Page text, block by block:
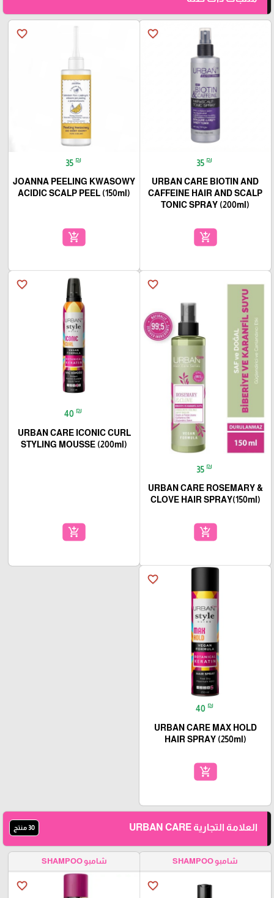
favorite_border
35 ₪
URBAN CARE BIOTIN AND
CAFFEINE HAIR AND SCALP
TONIC SPRAY (200ml)
add_shopping_cart
favorite_border
35 ₪
JOANNA PEELING KWASOWY
ACIDIC SCALP PEEL (150ml)
add_shopping_cart
favorite_border
35 ₪
URBAN CARE ROSEMARY &
CLOVE HAIR SPRAY(150ml)
add_shopping_cart
favorite_border
40 ₪
URBAN CARE ICONIC CURL
STYLING MOUSSE (200ml)
add_shopping_cart
favorite_border
40 ₪
URBAN CARE MAX HOLD
HAIR SPRAY (250ml)
add_shopping_cart
العلامة التجارية URBAN CARE 30 منتج
شامبو SHAMPOO
favorite_border
شامبو SHAMPOO
favorite_border